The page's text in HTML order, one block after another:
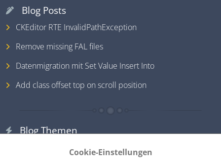
Blog Posts
CKEditor RTE InvalidPathException
Remove missing FAL files
Datenmigration mit Set Value Insert Into
Add class offset top on scroll position
Blog Themen
Cookie-Einstellungen